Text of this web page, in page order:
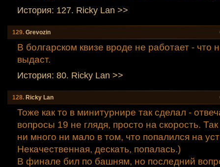
История: 127. Ricky Lаn >>
129. Grevozin
В болгарском квизе вроде не работает - что
выдаст.
История: 80. Ricky Lаn >>
128. Ricky Lаn
Тоже как то в минитурнире так сделал -
вопросы 19 не глядя, просто на скорость.
ни много ни мало в том, что попалился на
Некачественная, дескать, попалась.)
В финале бил по башням, но последний